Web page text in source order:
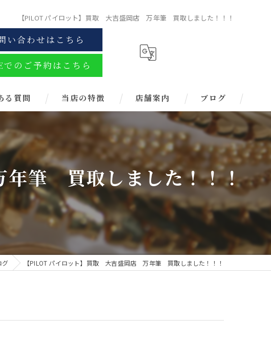
【PILOT パイロット】買取 大吉盛岡店 万年筆 買取しました！！！
い合わせはこちら
のご予約はこちら
る質問 当店の特徴
ブランド
お酒
金券
時計
店舗案内 ブログ
筆 買取しました！！！
グ 【PILOT パイロット】買取 大吉盛岡店 万年筆 買取しました！！！